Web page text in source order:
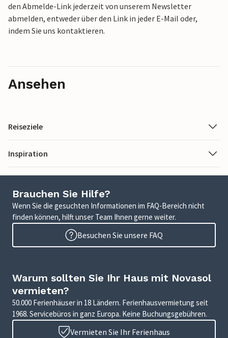
den Abmelde-Link jederzeit von unserem Newsletter
abmelden, entweder über den Link in jeder E-Mail oder,
indem Sie uns kontaktieren.
Ansehen
Reiseziele
Inspiration
Brauchen Sie Hilfe?
Wenn Sie die gesuchten Informationen im FAQ-Bereich nicht
finden können, hilft unser Team Ihnen gerne weiter.
Besuchen Sie unsere FAQ
Warum sollten Sie Ihr Haus mit Novasol
vermieten?
50.000 Ferienhäuser in 18 Ländern. Ferienhausvermietung seit
1968. Servicebüros in ganz Europa. Keine Buchungsgebühren.
Vermieten Sie Ihr Ferienhaus